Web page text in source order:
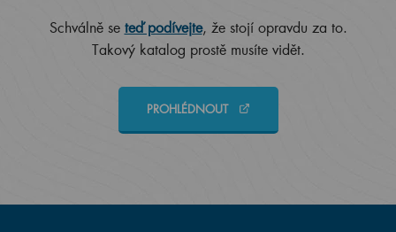
Schválně se teď podívejte, že stojí opravdu za to.
Takový katalog prostě musíte vidět.
PROHLÉDNOUT